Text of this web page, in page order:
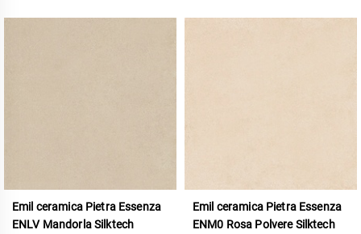
Emil ceramica Pietra Essenza
ENLV Mandorla Silktech
Emil ceramica Pietra Essenza
ENM0 Rosa Polvere Silktech